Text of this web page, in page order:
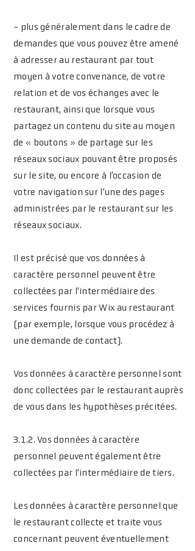
- plus généralement dans le cadre de
demandes que vous pouvez être amené
à adresser au restaurant par tout
moyen à votre convenance, de votre
relation et de vos échanges avec le
restaurant, ainsi que lorsque vous
partagez un contenu du site au moyen
de « boutons » de partage sur les
réseaux sociaux pouvant être proposés
sur le site, ou encore à l’occasion de
votre navigation sur l’une des pages
administrées par le restaurant sur les
réseaux sociaux.
Il est précisé que vos données à
caractère personnel peuvent être
collectées par l’intermédiaire des
services fournis par Wix au restaurant
(par exemple, lorsque vous procédez à
une demande de contact).
Vos données à caractère personnel sont
donc collectées par le restaurant auprès
de vous dans les hypothèses précitées.
3.1.2. Vos données à caractère
personnel peuvent également être
collectées par l’intermédiaire de tiers.
Les données à caractère personnel que
le restaurant collecte et traite vous
concernant peuvent éventuellement